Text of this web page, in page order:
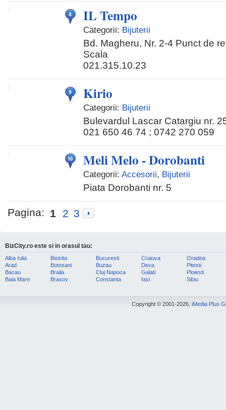
IL Tempo
Categorii: Bijuterii
Bd. Magheru, Nr. 2-4 Punct de
Scala
021.315.10.23
Kirio
Categorii: Bijuterii
Bulevardul Lascar Catargiu nr.
021 650 46 74 ; 0742 270 059
Meli Melo - Dorobanti
Categorii: Accesorii, Bijuterii
Piata Dorobanti nr. 5
Pagina: 1 2 3
BizCity.ro este si in orasul tau:
Alba Iulia
Arad
Bacau
Baia Mare
Bistrita
Botosani
Braila
Brasov
Bucuresti
Buzau
Cluj Napoca
Constanta
Craiova
Deva
Galati
Iasi
Oradea
Pitesti
Ploiesti
Sibiu
Copyright © 2001-2026, iMedia Plus